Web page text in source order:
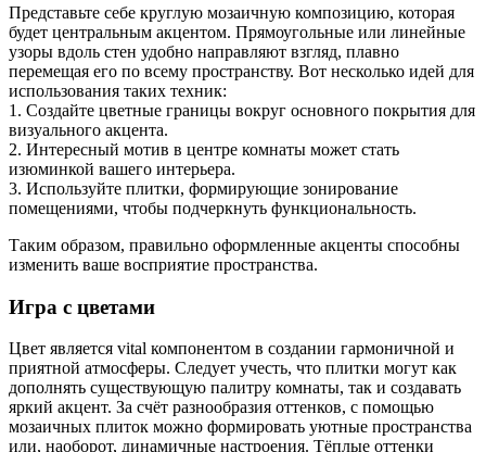
Представьте себе круглую мозаичную композицию, которая
будет центральным акцентом. Прямоугольные или линейные
узоры вдоль стен удобно направляют взгляд, плавно
перемещая его по всему пространству. Вот несколько идей для
использования таких техник:
1. Создайте цветные границы вокруг основного покрытия для
визуального акцента.
2. Интересный мотив в центре комнаты может стать
изюминкой вашего интерьера.
3. Используйте плитки, формирующие зонирование
помещениями, чтобы подчеркнуть функциональность.
Таким образом, правильно оформленные акценты способны
изменить ваше восприятие пространства.
Игра с цветами
Цвет является vital компонентом в создании гармоничной и
приятной атмосферы. Следует учесть, что плитки могут как
дополнять существующую палитру комнаты, так и создавать
яркий акцент. За счёт разнообразия оттенков, с помощью
мозаичных плиток можно формировать уютные пространства
или, наоборот, динамичные настроения. Тёплые оттенки